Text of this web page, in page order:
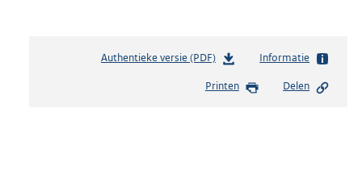
Authentieke versie (PDF)b
s
Informatie
Printen Delen